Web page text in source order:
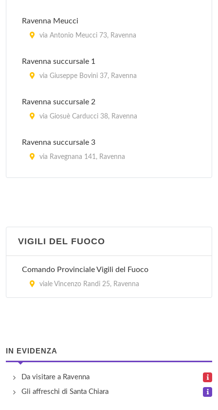
IAT Pinarella
IAT Porto Corsini
Ravenna Meucci
via Antonio Meucci 73, Ravenna
Ravenna succursale 1
via Giuseppe Bovini 37, Ravenna
Ravenna succursale 2
via Giosuè Carducci 38, Ravenna
Ravenna succursale 3
via Ravegnana 141, Ravenna
via Chiavica Romea 15, Ravenna
VIGILI DEL FUOCO
Comando Provinciale Vigili del Fuoco
viale Vincenzo Randi 25, Ravenna
IN EVIDENZA
Da visitare a Ravenna
Gli affreschi di Santa Chiara